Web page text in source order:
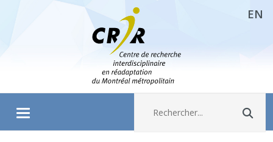
Aller directement au contenu EN
Ouvrir/fermer le menu